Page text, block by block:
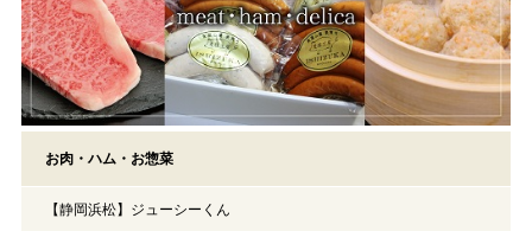
お肉・ハム・お惣菜
【静岡浜松】ジューシーくん